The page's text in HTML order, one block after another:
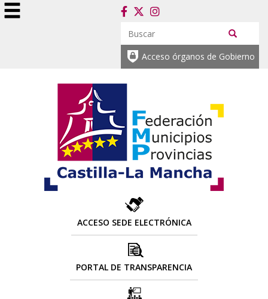
Acceso órganos de Gobierno
ACCESO SEDE ELECTRÓNICA
PORTAL DE TRANSPARENCIA